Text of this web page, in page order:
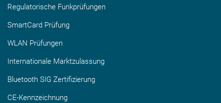
Regulatorische Funkprüfungen
SmartCard Prüfung
WLAN Prüfungen
Internationale Marktzulassung
Bluetooth SIG Zertifizierung
CE-Kennzeichnung